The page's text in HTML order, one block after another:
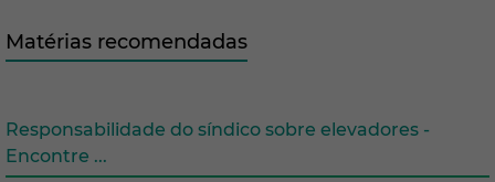
Matérias recomendadas
Responsabilidade do síndico sobre elevadores -
Encontre ...